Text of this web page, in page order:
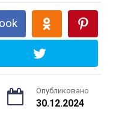
Опубликовано
30.12.2024